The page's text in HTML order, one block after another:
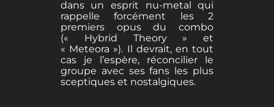
dans un esprit nu-metal qui
rappelle forcément les 2
premiers opus du combo
(« Hybrid Theory » et
« Meteora »). Il devrait, en tout
cas je l’espère, réconcilier le
groupe avec ses fans les plus
sceptiques et nostalgiques.